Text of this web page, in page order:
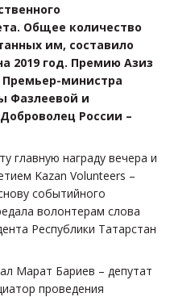
Общее количество
им, составило
2019 год. Премию Азиз
Премьер-министра
Фазлеевой и
России –
главную награду вечера и
Kazan Volunteers –
событийного
волонтерам слова
Республики Татарстан
Марат Бариев – депутат
проведения